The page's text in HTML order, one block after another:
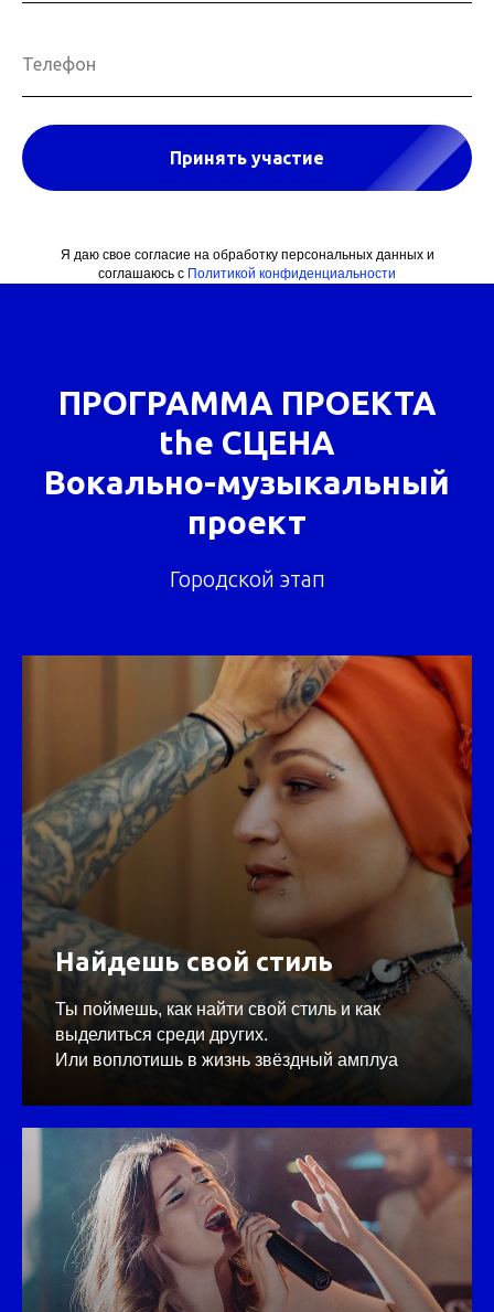
Телефон
Принять участие
Я даю свое согласие на обработку персональных данных и
соглашаюсь с Политикой конфиденциальности
ПРОГРАММА ПРОЕКТА
the СЦЕНА
Вокально-музыкальный
проект
Городской этап
Найдешь свой стиль
Ты поймешь, как найти свой стиль и как
выделиться среди других.
Или воплотишь в жизнь звёздный амплуа